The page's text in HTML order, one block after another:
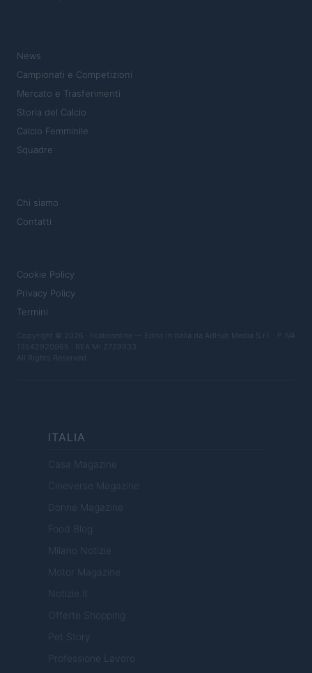
News
Campionati e Competizioni
Mercato e Trasferimenti
Storia del Calcio
Calcio Femminile
Squadre
Chi siamo
Contatti
Cookie Policy
Privacy Policy
Termini
Copyright © 2026 · Ilcalcionline — Edito in Italia da AdHub Media S.r.l. · P.IVA
13542920965 · REA MI 2729933
All Rights Reserved
ITALIA
Casa Magazine
Cineverse Magazine
Donne Magazine
Food Blog
Milano Notizie
Motor Magazine
Notizie.it
Offerte Shopping
Pet Story
Professione Lavoro